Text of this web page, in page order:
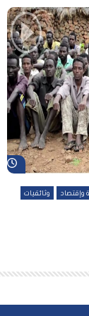
وإقتصاد وثائقيات